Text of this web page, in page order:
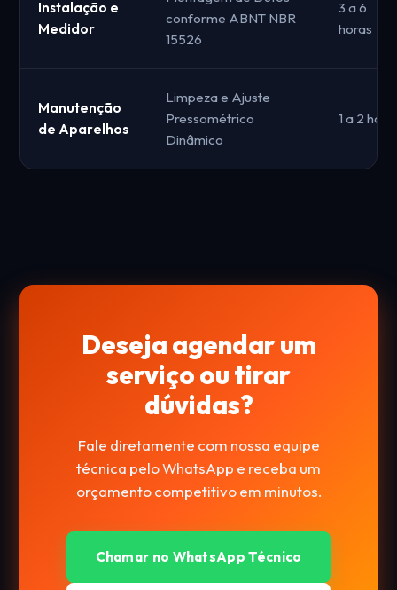
Instalação e
Medidor
conforme ABNT NBR
15526
3 a 6
horas
Manutenção
de Aparelhos
Limpeza e Ajuste
Pressométrico
Dinâmico
1 a 2
Deseja agendar um
serviço ou tirar
dúvidas?
Fale diretamente com nossa equipe
técnica pelo WhatsApp e receba um
orçamento competitivo em minutos.
Chamar no WhatsApp Técnico